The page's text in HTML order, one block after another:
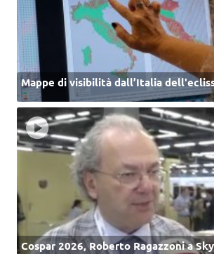
Mappe di visibilità dall’Italia
Cospar 2026, Roberto Ragazzoni a